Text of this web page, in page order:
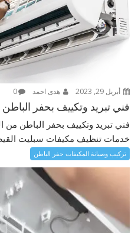
أبريل 29, 2023 هدى احمد 0
فني تبريد وتكييف بحفر الباطن 0511282307
فني تبريد وتكييف بحفر الباطن من
خدمات تنظيف مكيفات سبليت
تركيب وصيانة المكيفات حفر الباطن